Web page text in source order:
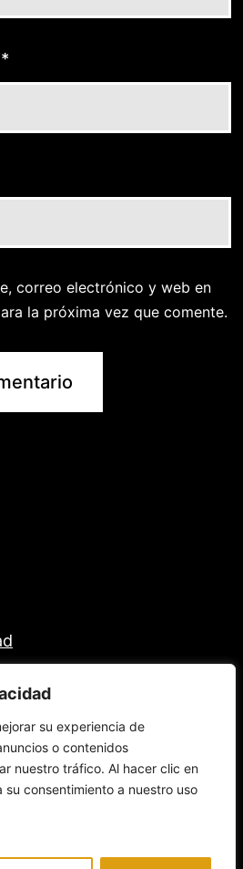
su experiencia de
o contenidos
nuestro tráfico. Al hacer clic en
su consentimiento a nuestro uso
*
correo electrónico y web en
la próxima vez que comente.